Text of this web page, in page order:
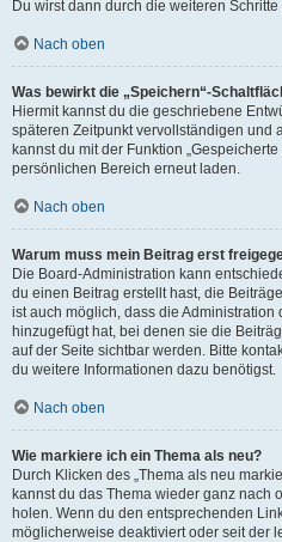
Du wirst dann durch die weiteren Schritte
Nach oben
Was bewirkt die „Speichern“-
Hiermit kannst du die geschriebene
späteren Zeitpunkt vervollständigen und
kannst du mit der Funktion
persönlichen Bereich erneut laden.
Nach oben
Warum muss mein Beitrag erst
Die Board-Administration kann
du einen Beitrag erstellt hast, die
ist auch möglich, dass die
hinzugefügt hat, bei denen sie die
auf der Seite sichtbar werden. Bitte
du weitere Informationen dazu benötigst.
Nach oben
Wie markiere ich ein Thema als neu?
Durch Klicken des „Thema als neu
kannst du das Thema wieder ganz nach
holen. Wenn du den entsprechenden
möglicherweise deaktiviert oder seit der